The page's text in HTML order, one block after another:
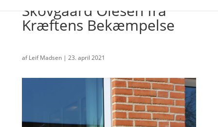
Skovgaard Olesen fra
Kræftens Bekæmpelse
afLeif Madsen| 23. april 2021